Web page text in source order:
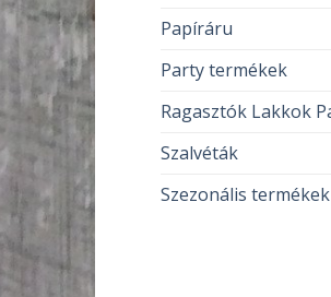
Papíráru
Party termékek
Ragasztók Lakkok
Szalvéták
Szezonális termékek
CSATOK-VERETEK
Kitűző alap ezüst kerek